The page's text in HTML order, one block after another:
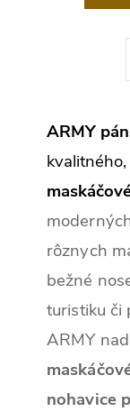
v
y
ý
i
u
á
n
k
o
v
a
n
i
e
ARMY
rôznych
bežné
turistiku či
ARMY
nohavice